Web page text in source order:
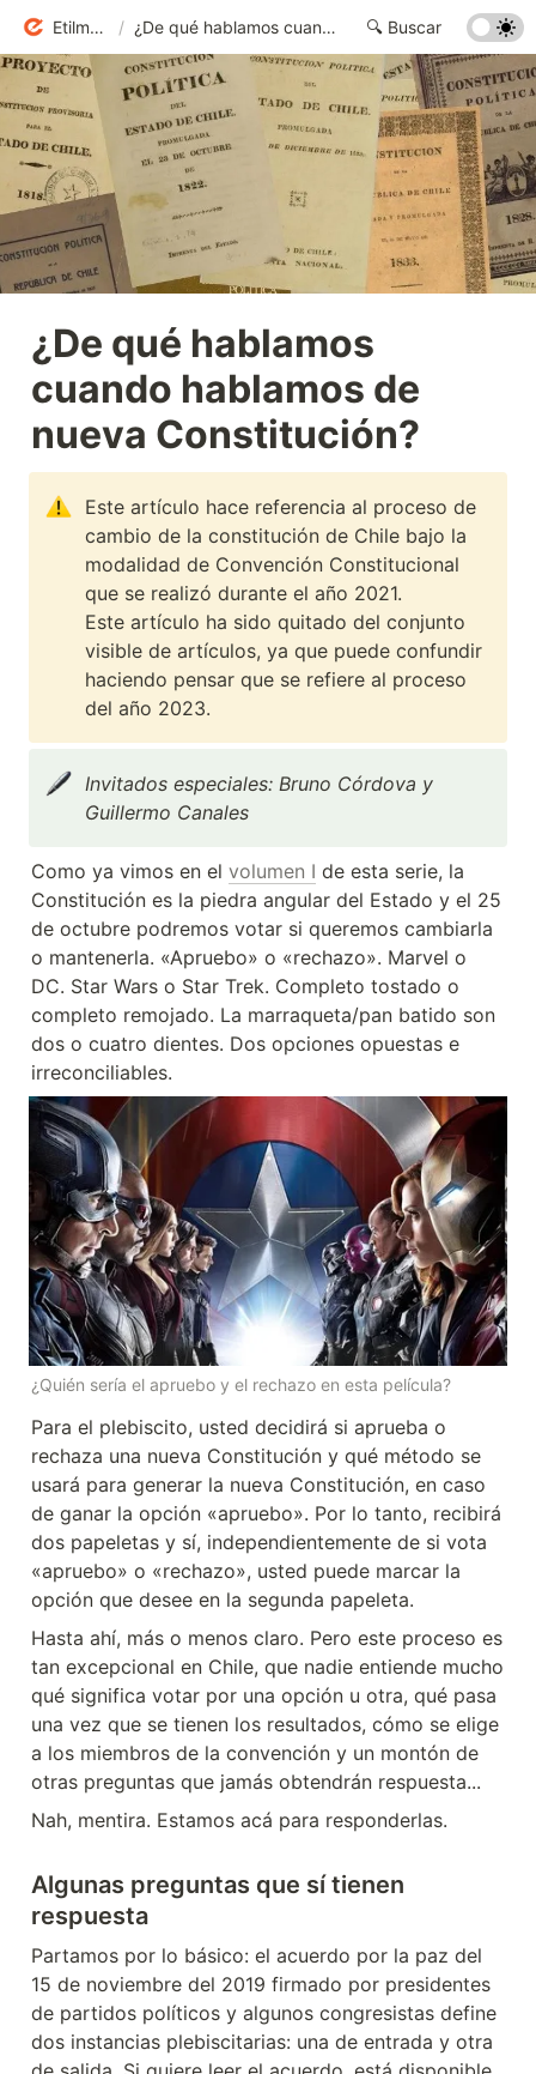
Etilmercurio / ¿De qué hablamos cuando hablamos de nueva Constitución?
¿De qué hablamos
cuando hablamos de
nueva Constitución?
Este artículo hace referencia al proceso de
cambio de la constitución de Chile bajo la
modalidad de Convención Constitucional
que se realizó durante el año 2021.
Este artículo ha sido quitado del conjunto
visible de artículos, ya que puede confundir
haciendo pensar que se refiere al proceso
del año 2023.
Invitados especiales: Bruno Córdova y
Guillermo Canales
Como ya vimos en el volumen I de esta serie, la
Constitución es la piedra angular del Estado y el 25
de octubre podremos votar si queremos cambiarla
o mantenerla. «Apruebo» o «rechazo». Marvel o
DC. Star Wars o Star Trek. Completo tostado o
completo remojado. La marraqueta/pan batido son
dos o cuatro dientes. Dos opciones opuestas e
irreconciliables.
¿Quién sería el apruebo y el rechazo en esta película?
Para el plebiscito, usted decidirá si aprueba o
rechaza una nueva Constitución y qué método se
usará para generar la nueva Constitución, en caso
de ganar la opción «apruebo». Por lo tanto, recibirá
dos papeletas y sí, independientemente de si vota
«apruebo» o «rechazo», usted puede marcar la
opción que desee en la segunda papeleta.
Hasta ahí, más o menos claro. Pero este proceso es
tan excepcional en Chile, que nadie entiende mucho
qué significa votar por una opción u otra, qué pasa
una vez que se tienen los resultados, cómo se elige
a los miembros de la convención y un montón de
otras preguntas que jamás obtendrán respuesta...
Nah, mentira. Estamos acá para responderlas.
Algunas preguntas que sí tienen
respuesta
Partamos por lo básico: el acuerdo por la paz del
15 de noviembre del 2019 firmado por presidentes
de partidos políticos y algunos congresistas define
dos instancias plebiscitarias: una de entrada y otra